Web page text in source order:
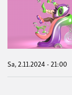
Sa, 2.11.2024 - 21:00